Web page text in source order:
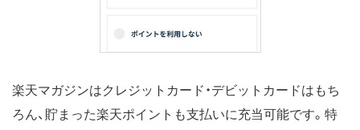
楽天マガジンはクレジットカード・デビットカードはもち
ろん、貯まった楽天ポイントも支払いに充当可能です。特